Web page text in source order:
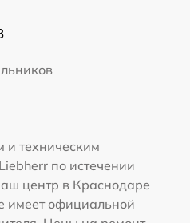
техническим
по истечении
центр в Краснодаре
имеет официальной